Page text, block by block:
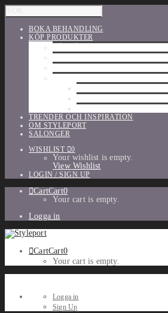
BOKA BEHANDLING
KÖP PRODUKTER
TRENDER OCH INSPIRATION
OM STYLEPORT
SALONGER
WISHLIST
0
Your wishlist is empty.
View Wishlist
LOGIN / SIGN UP
CartCart0
Your cart is empty.
Logga in
CartCart0
Your cart is empty.
Logga in
Sign Up